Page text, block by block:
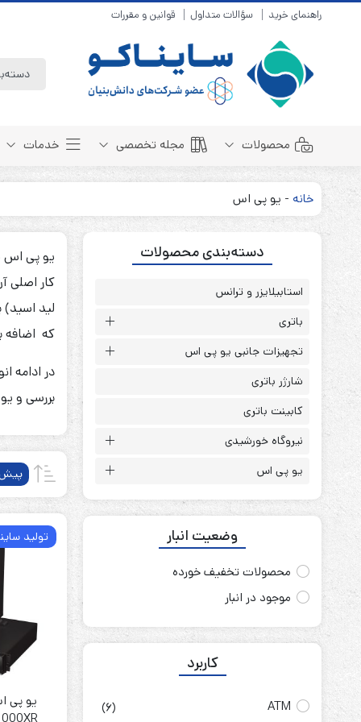
راهنمای خرید سؤالات متداول قوانین و مقررات
محصولات
باتری سیلد لید اسید
باتری 12 ولت
باتری نیکل کادمیوم
باتری نیکل متال هیدرید
سلاموند
موریسل
کینگ بت
مجله تخصصی
مبانی باتری
انواع باتری
طول عمر باتری
باتری هوشمند
بسته بندی و ایمنی
روش های شارژ
روش های تخلیه
خدمات
خانه - یو پی اس
یو پی اس
کار اصلی
لید اسید)
که اضافه
در ادامه
بررسی و
تولید
یو پی
دسته‌بندی محصولات
استابیلایزر و ترانس
باتری
تجهیزات جانبی یو پی اس
شارژر باتری
کابینت باتری
نیروگاه خورشیدی
یو پی اس
وضعیت انبار
محصولات تخفیف خورده
موجود در انبار
کاربرد
ATM
(6)